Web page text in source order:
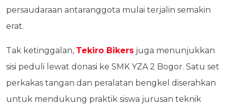
persaudaraan antaranggota mulai terjalin semakin
erat.
Tak ketinggalan, Tekiro Bikers juga menunjukkan
sisi peduli lewat donasi ke SMK YZA 2 Bogor. Satu set
perkakas tangan dan peralatan bengkel diserahkan
untuk mendukung praktik siswa jurusan teknik